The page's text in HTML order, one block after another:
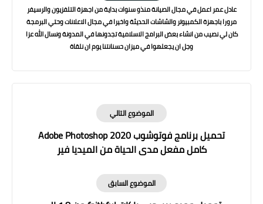
عادل عمر اعمل في مجال الصيانة منذو سنوات بداية من اجهزة التلفزيون والرسيفر
مرورا باجهزة الكمبيوتر والشاشات الحديثة واخيرا في مجال الاعلانات وحتي البرمجة
كان لي نصيب من انشاء بعض البرامج الاسلامية تجدونها في المدونة ونسال الله عزا
وجل ان يجعلهوا في ميزان حسنانتنا يوم ان نلقاة
الموضوع التالي
تحميل برنامج فوتوشوب Adobe Photoshop 2020
كامل مفعل مدى الحياة من الميديا فير
الموضوع السابق